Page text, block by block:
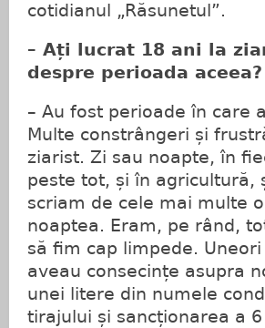
cotidianul „Răsunetul”.
– Ați lucrat 18 ani la
despre perioada aceea?
– Au fost perioade în care
Multe constrângeri și
ziarist. Zi sau noapte, în
peste tot, și în agricultură,
scriam de cele mai multe
noaptea. Eram, pe rând,
să fim cap limpede.
aveau consecințe asupra
unei litere din numele
tirajului și sancționarea a